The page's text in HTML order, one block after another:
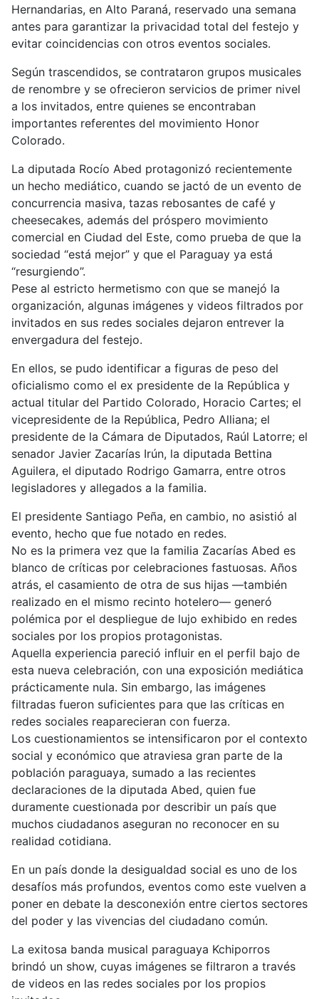
Hernandarias, en Alto Paraná, reservado una semana
antes para garantizar la privacidad total del festejo y
evitar coincidencias con otros eventos sociales.
Según trascendidos, se contrataron grupos musicales
de renombre y se ofrecieron servicios de primer nivel
a los invitados, entre quienes se encontraban
importantes referentes del movimiento Honor
Colorado.
La diputada Rocío Abed protagonizó recientemente
un hecho mediático, cuando se jactó de un evento de
concurrencia masiva, tazas rebosantes de café y
cheesecakes, además del próspero movimiento
comercial en Ciudad del Este, como prueba de que la
sociedad “está mejor” y que el Paraguay ya está
“resurgiendo”.
Pese al estricto hermetismo con que se manejó la
organización, algunas imágenes y videos filtrados por
invitados en sus redes sociales dejaron entrever la
envergadura del festejo.
En ellos, se pudo identificar a figuras de peso del
oficialismo como el ex presidente de la República y
actual titular del Partido Colorado, Horacio Cartes; el
vicepresidente de la República, Pedro Alliana; el
presidente de la Cámara de Diputados, Raúl Latorre; el
senador Javier Zacarías Irún, la diputada Bettina
Aguilera, el diputado Rodrigo Gamarra, entre otros
legisladores y allegados a la familia.
El presidente Santiago Peña, en cambio, no asistió al
evento, hecho que fue notado en redes.
No es la primera vez que la familia Zacarías Abed es
blanco de críticas por celebraciones fastuosas. Años
atrás, el casamiento de otra de sus hijas —también
realizado en el mismo recinto hotelero— generó
polémica por el despliegue de lujo exhibido en redes
sociales por los propios protagonistas.
Aquella experiencia pareció influir en el perfil bajo de
esta nueva celebración, con una exposición mediática
prácticamente nula. Sin embargo, las imágenes
filtradas fueron suficientes para que las críticas en
redes sociales reaparecieran con fuerza.
Los cuestionamientos se intensificaron por el contexto
social y económico que atraviesa gran parte de la
población paraguaya, sumado a las recientes
declaraciones de la diputada Abed, quien fue
duramente cuestionada por describir un país que
muchos ciudadanos aseguran no reconocer en su
realidad cotidiana.
En un país donde la desigualdad social es uno de los
desafíos más profundos, eventos como este vuelven a
poner en debate la desconexión entre ciertos sectores
del poder y las vivencias del ciudadano común.
La exitosa banda musical paraguaya Kchiporros
brindó un show, cuyas imágenes se filtraron a través
de videos en las redes sociales por los propios